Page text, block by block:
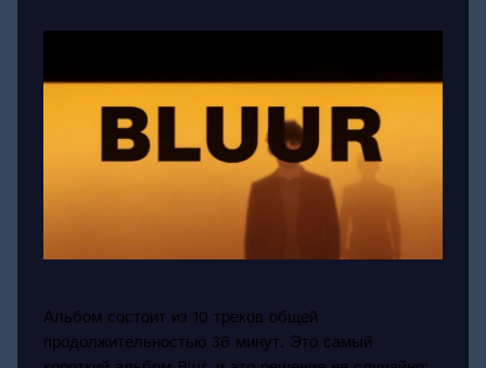
Альбом состоит из 10 треков общей
продолжительностью 36 минут. Это самый